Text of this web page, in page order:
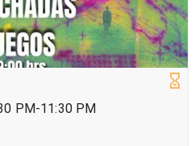
PM-11:30 PM